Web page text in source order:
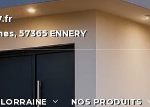
57365 ENNERY
NOS PRODUITS